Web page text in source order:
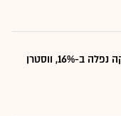
וול סטריט איבדה גובה; פלייטיקה נפלה ב-16%, ווסטרן